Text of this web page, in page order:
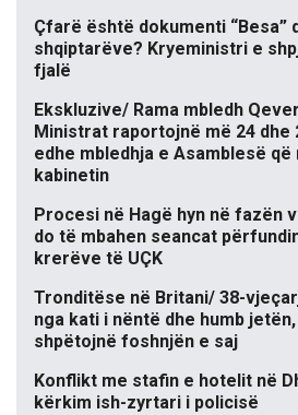
Çfarë është dokumenti “Besa”
shqiptarëve? Kryeministri e
fjalë
Ekskluzive/ Rama mbledh
Ministrat raportojnë më 24 dhe
edhe mbledhja e Asamblesë
kabinetin
Procesi në Hagë hyn në fazën
do të mbahen seancat
krerëve të UÇK
Tronditëse në Britani/ 38-
nga kati i nëntë dhe humb
shpëtojnë foshnjën e saj
Konflikt me stafin e hotelit në
kërkim ish-zyrtari i policisë